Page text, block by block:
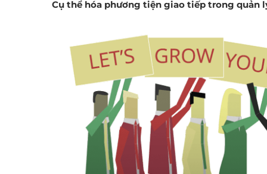
Cụ thể hóa phương tiện giao tiếp trong quản